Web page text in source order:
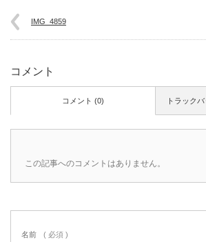
IMG_4859
コメント
トラック
コメント (0)
この記事へのコメントはありません。
名前 ( 必須 )